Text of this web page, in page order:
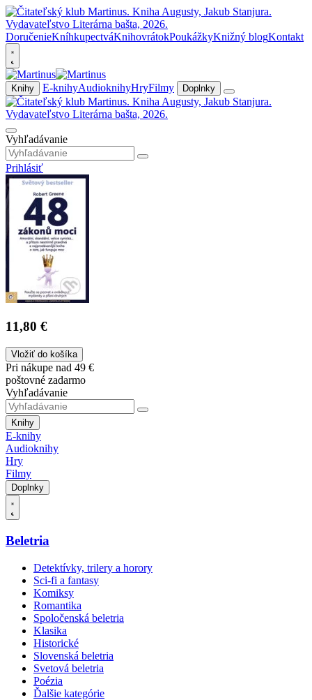
DoručenieKníhkupectváKnihovrátokPoukážkyKnižný blogKontakt
Knihy E-knihyAudioknihyHryFilmy Doplnky
Vyhľadávanie
Prihlásiť
11,80 €
Vložiť do košíka
Pri nákupe nad 49 €
poštovné zadarmo
Vyhľadávanie
Knihy
E-knihy
Audioknihy
Hry
Filmy
Doplnky
Beletria
Detektívky, trilery a horory
Sci-fi a fantasy
Komiksy
Romantika
Spoločenská beletria
Klasika
Historické
Slovenská beletria
Svetová beletria
Poézia
Ďalšie kategórie